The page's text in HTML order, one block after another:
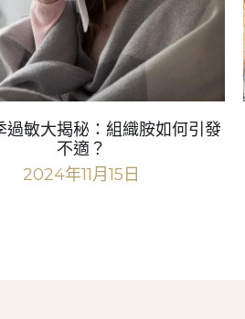
過敏大揭秘：組織胺如何引發
不適？
2024年11月15日